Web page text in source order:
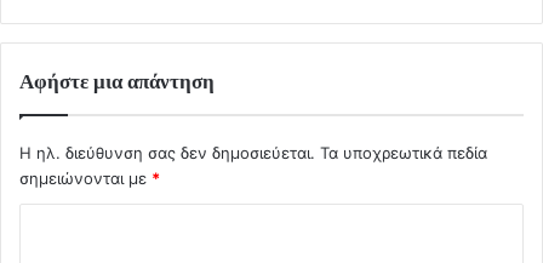
Αφήστε μια απάντηση
Η ηλ. διεύθυνση σας δεν δημοσιεύεται. Τα υποχρεωτικά πεδία
σημειώνονται με *